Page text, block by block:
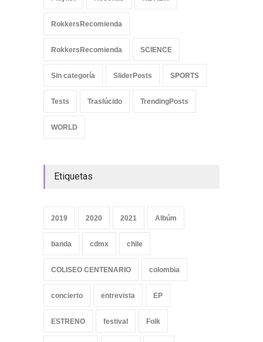
RokkersRecomienda
RokkersRecomienda SCIENCE
Sin categoría SliderPosts SPORTS
Tests Traslúcido TrendingPosts
WORLD
Etiquetas
2019 2020 2021 Albúm
banda cdmx chile
COLISEO CENTENARIO colombia
concierto entrevista EP
ESTRENO festival Folk